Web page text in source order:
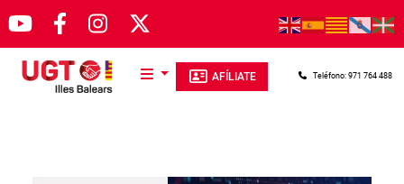
Pasar al contenido principal
AFÍLIATE Teléfono: 971 764 488